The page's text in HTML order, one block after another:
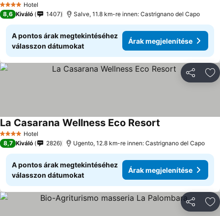
4 KategóriaHotel
8,6 Kiváló 1407 Salve, 11.8 km-re innen: Castrignano del Capo
A pontos árak megtekintéséhez
válasszon dátumokat
Árak megjelenítése
4 KategóriaHotel
La Casarana Wellness Eco Resort
8,7 Kiváló 2826 Ugento, 12.8 km-re innen: Castrignano del Capo
A pontos árak megtekintéséhez
válasszon dátumokat
Árak megjelenítése